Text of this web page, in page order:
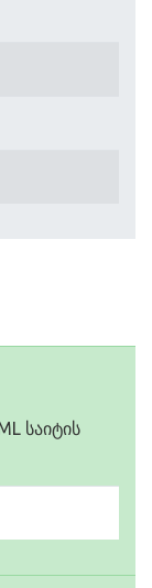
საიტის